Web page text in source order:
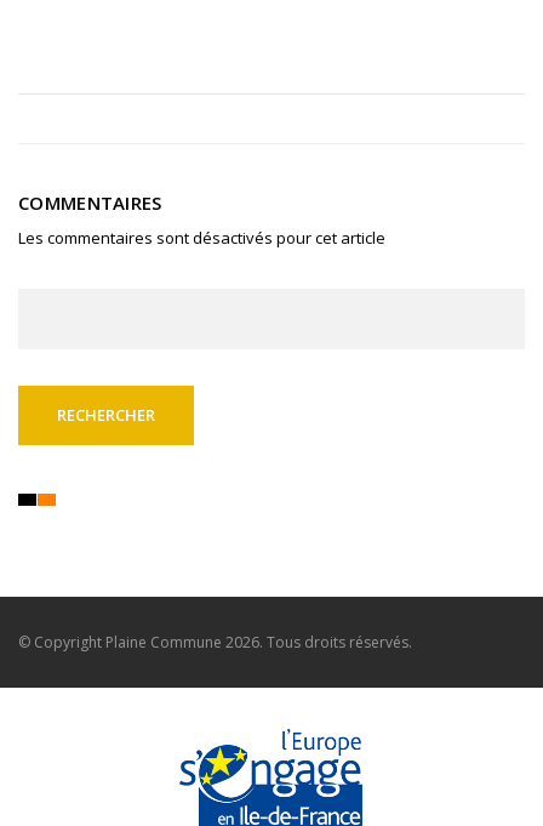
COMMENTAIRES
Les commentaires sont désactivés pour cet article
© Copyright Plaine Commune 2026. Tous droits réservés.